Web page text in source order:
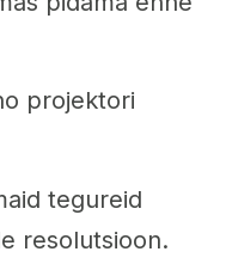
projektori
tegureid
resolutsioon.